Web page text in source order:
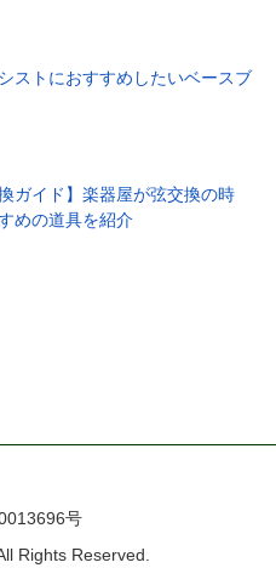
ストにおすすめしたいベースブ
ガイド】楽器屋が弦交換の時
めの道具を紹介
号
Rights Reserved.